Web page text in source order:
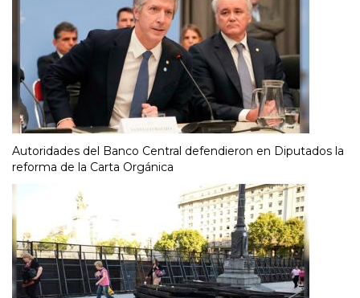
Autoridades del Banco Central defendieron en Diputados la
reforma de la Carta Orgánica